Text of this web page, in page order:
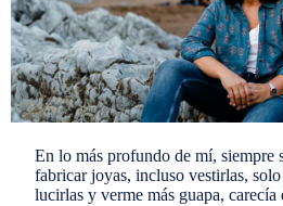
En lo más profundo de mí, siempre
fabricar joyas, incluso vestirlas,
lucirlas y verme más guapa, carecía